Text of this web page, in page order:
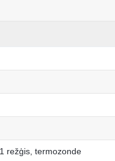
režģis, termozonde